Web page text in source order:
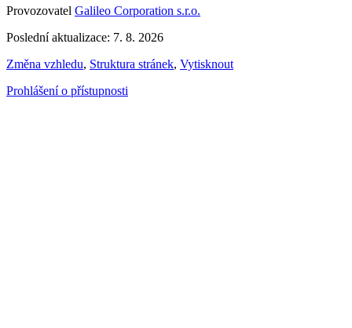
Provozovatel Galileo Corporation s.r.o.
Poslední aktualizace: 7. 8. 2026
Změna vzhledu, Struktura stránek, Vytisknout
Prohlášení o přístupnosti